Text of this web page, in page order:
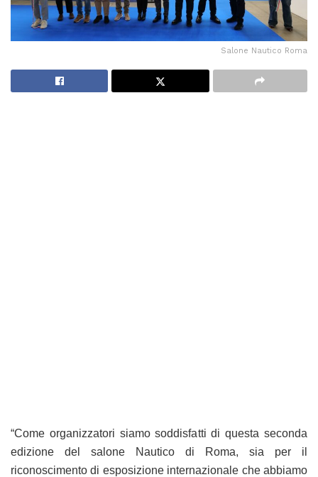
Salone Nautico Roma
“Come organizzatori siamo soddisfatti di questa seconda
edizione del salone Nautico di Roma, sia per il
riconoscimento di esposizione internazionale che abbiamo